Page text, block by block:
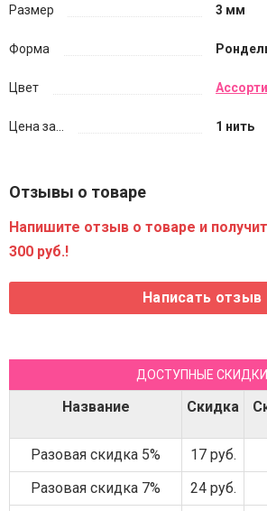
Размер 3 мм
Форма
Цвет
Цена за... 1 нить
Отзывы о товаре
Напишите отзыв о товаре и
300 руб.!
ДОСТУПНЫЕ СКИДКИ
Название Скидка
Разовая скидка 5% 17 руб.
Разовая скидка 7%
24 руб.